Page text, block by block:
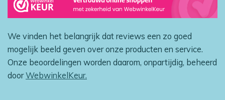
We vinden het belangrijk dat reviews een zo goed
mogelijk beeld geven over onze producten en service.
Onze beoordelingen worden daarom, onpartijdig, beheerd
doorWebwinkelKeur.